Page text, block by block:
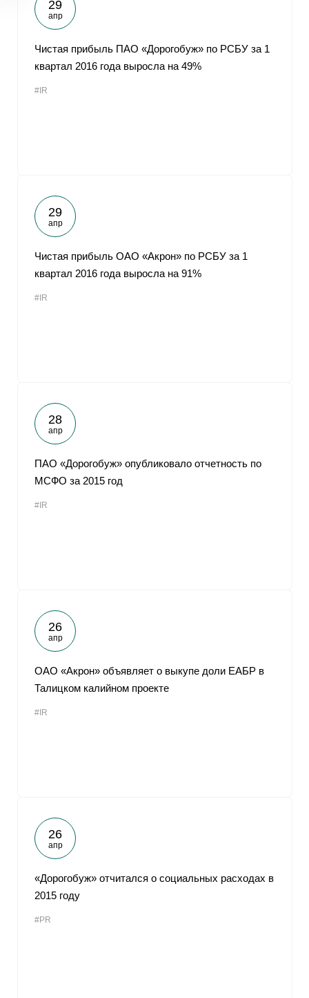
29
апр
Чистая прибыль ПАО «Дорогобуж» по РСБУ за 1
квартал 2016 года выросла на 49%
#IR
29
апр
Чистая прибыль ОАО «Акрон» по РСБУ за 1
квартал 2016 года выросла на 91%
#IR
28
апр
ПАО «Дорогобуж» опубликовало отчетность по
МСФО за 2015 год
#IR
26
апр
ОАО «Акрон» объявляет о выкупе доли ЕАБР в
Талицком калийном проекте
#IR
26
апр
«Дорогобуж» отчитался о социальных расходах в
2015 году
#PR